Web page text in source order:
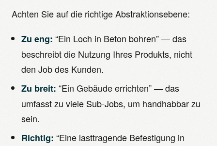
Achten Sie auf die richtige Abstraktionsebene:
Zu eng: “Ein Loch in Beton bohren” — das
beschreibt die Nutzung Ihres Produkts, nicht
den Job des Kunden.
Zu breit: “Ein Gebäude errichten” — das
umfasst zu viele Sub-Jobs, um handhabbar zu
sein.
Richtig: “Eine lasttragende Befestigung in